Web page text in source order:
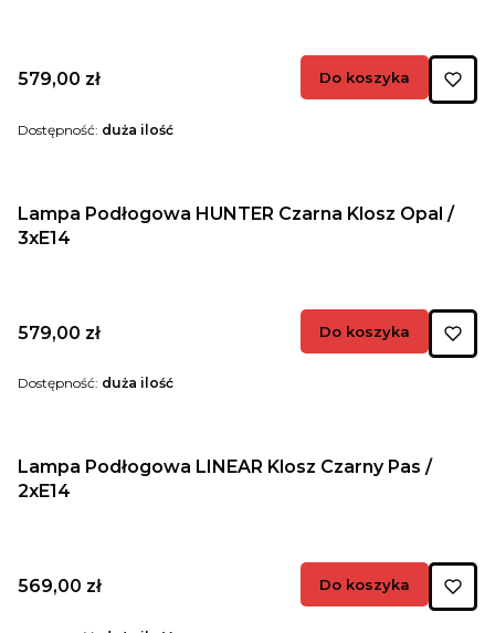
Cena
579,00 zł Do koszyka
Dostępność: duża ilość
Lampa Podłogowa HUNTER Czarna Klosz Opal /
3xE14
Cena
579,00 zł Do koszyka
Dostępność: duża ilość
Lampa Podłogowa LINEAR Klosz Czarny Pas /
2xE14
Cena
569,00 zł Do koszyka